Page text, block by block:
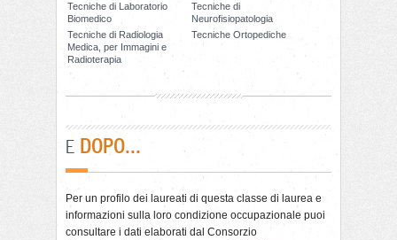
Tecniche di Laboratorio
Biomedico
Tecniche di
Neurofisiopatologia
Tecniche di Radiologia
Medica, per Immagini e
Radioterapia
Tecniche Ortopediche
E DOPO...
Per un profilo dei laureati di questa classe di laurea e
informazioni sulla loro condizione occupazionale puoi
consultare i dati elaborati dal Consorzio